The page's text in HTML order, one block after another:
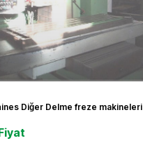
Diğer Delme freze makineleri